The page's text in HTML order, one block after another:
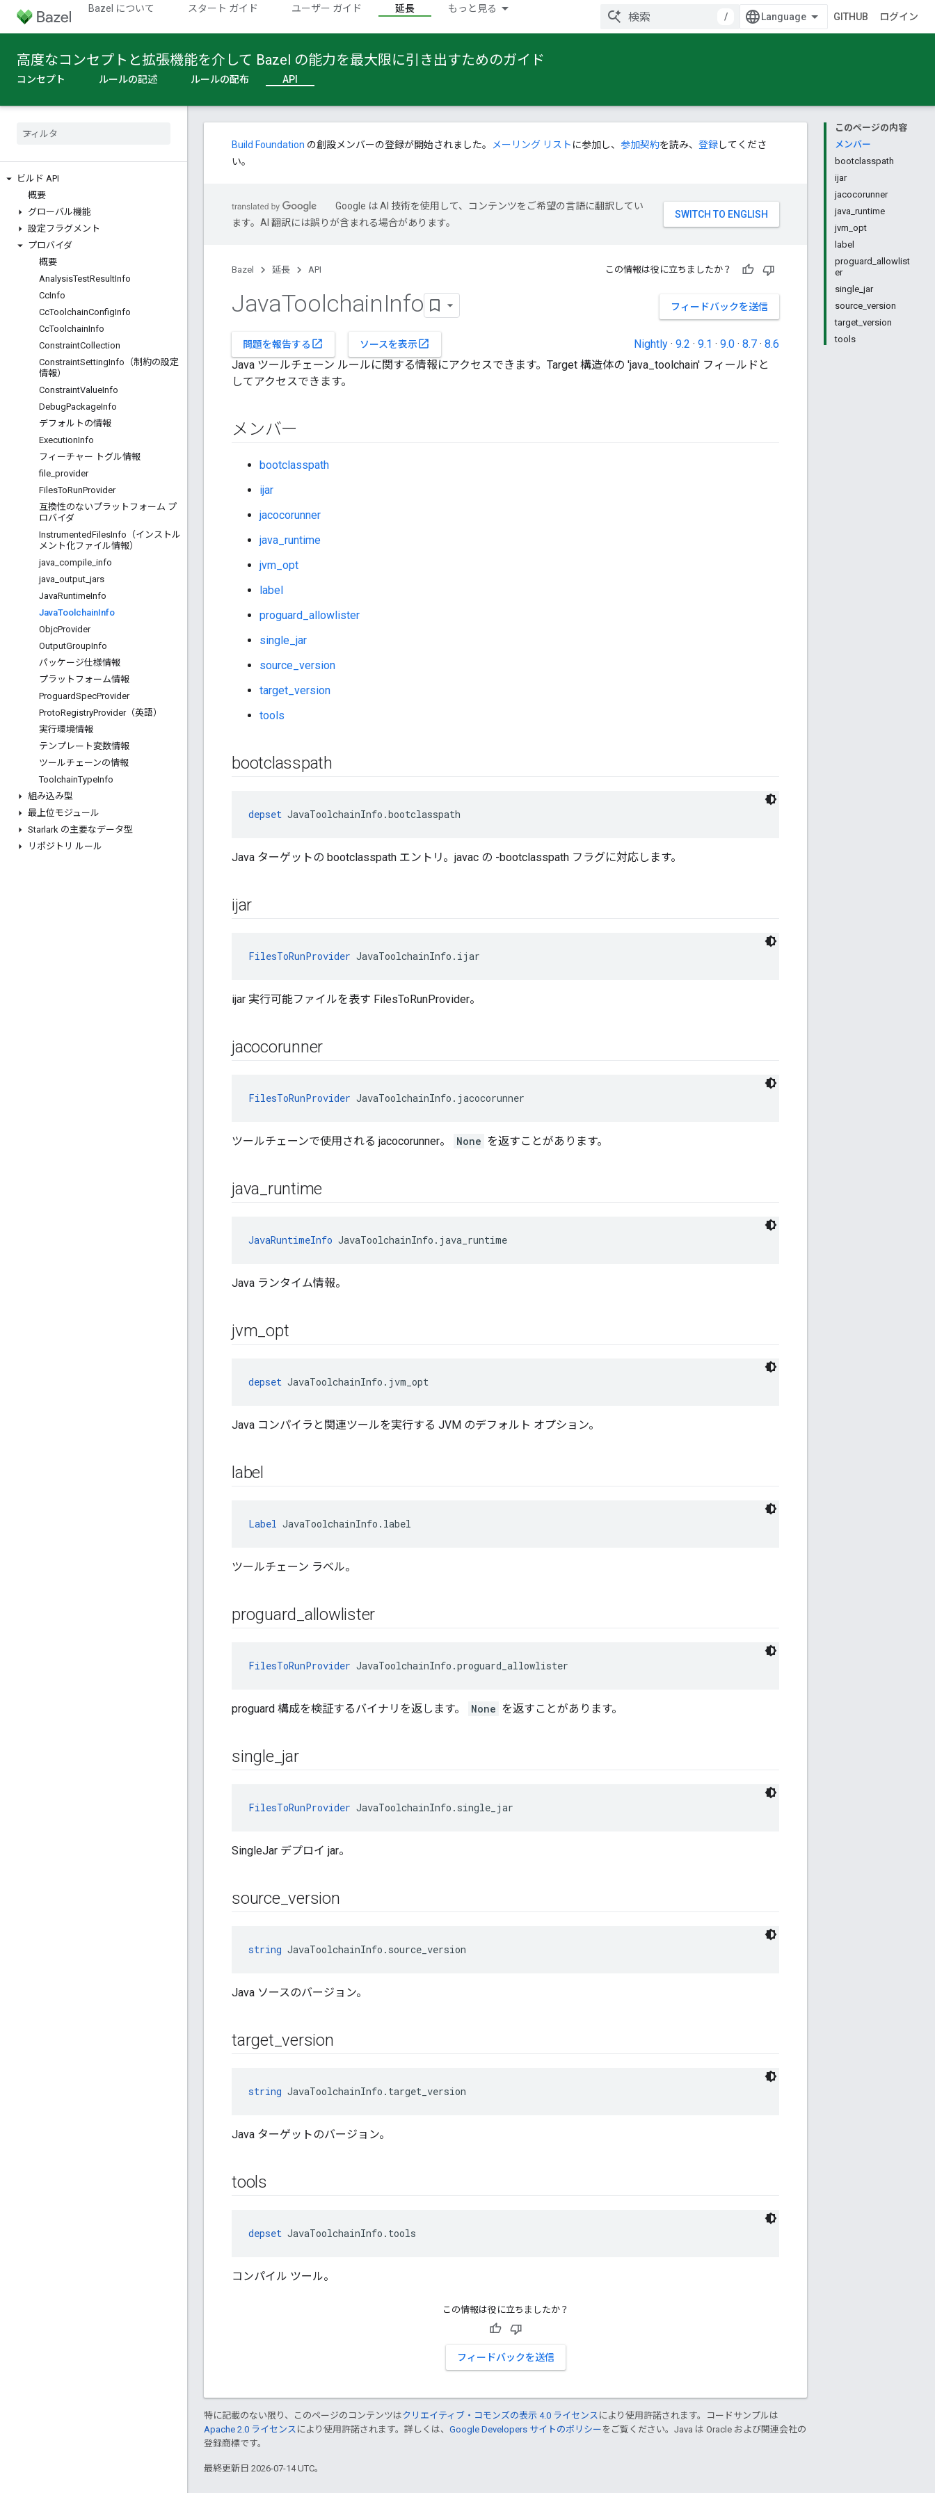
Bazel について スタート ガイド ユーザー ガイド 延長 もっと見る
/ GITHUB ログイン
高度なコンセプトと拡張機能を介して Bazel の能力を最大限に引き出すためのガイド
コンセプト ルールの記述 ルールの配布 API
ビルド API
概要
グローバル機能
設定フラグメント
プロバイダ
概要
AnalysisTestResultInfo
CcInfo
CcToolchainConfigInfo
CcToolchainInfo
ConstraintCollection
ConstraintSettingInfo（制約の設定
情報）
ConstraintValueInfo
DebugPackageInfo
デフォルトの情報
ExecutionInfo
フィーチャー トグル情報
file provider
FilesToRunProvider
互換性のないプラットフォーム プ
ロバイダ
InstrumentedFilesInfo（インストル
メント化ファイル情報）
java compile info
java output jars
JavaRuntimeInfo
JavaToolchainInfo
ObjcProvider
OutputGroupInfo
パッケージ仕様情報
プラットフォーム情報
ProguardSpecProvider
ProtoRegistryProvider（英語）
実行環境情報
テンプレート変数情報
ツールチェーンの情報
ToolchainTypeInfo
組み込み型
最上位モジュール
Starlark の主要なデータ型
リポジトリ ルール
このページの内容
メンバー
bootclasspath
ijar
jacocorunner
java_runtime
jvm_opt
label
proguard_allowlist
er
single_jar
source_version
target_version
tools
Build Foundation の創設メンバーの登録が開始されました。 メーリング リスト に参加し、 参加契約を読み、 登録してくださ
い。
Google は AI 技術を使用して、コンテンツをご希望の言語に翻訳してい
ます。AI 翻訳には誤りが含まれる場合があります。
Bazel 延長 API この情報は役に立ちましたか？
フィードバックを送信
JavaToolchainInfo
問題を報告する open_in_new ソースを表示open_in_new Nightly · 9.2 · 9.1 · 9.0 · 8.7 · 8.6
Java ツールチェーン ルールに関する情報にアクセスできます。Target 構造体の 'java_toolchain' フィールドと
してアクセスできます。
メンバー
bootclasspath
ijar
jacocorunner
java_runtime
jvm_opt
label
proguard_allowlister
single_jar
source_version
target_version
tools
bootclasspath
depset JavaToolchainInfo.bootclasspath
Java ターゲットの bootclasspath エントリ。javac の -bootclasspath フラグに対応します。
ijar
FilesToRunProvider JavaToolchainInfo.ijar
ijar 実行可能ファイルを表す FilesToRunProvider。
jacocorunner
FilesToRunProvider JavaToolchainInfo.jacocorunner
ツールチェーンで使用される jacocorunner。 None を返すことがあります。
java runtime
JavaRuntimeInfo JavaToolchainInfo.java_runtime
Java ランタイム情報。
jvm _opt
depset JavaToolchainInfo.jvm_opt
Java コンパイラと関連ツールを実行する JVM のデフォルト オプション。
label
Label JavaToolchainInfo.label
ツールチェーン ラベル。
proguard allowlister
FilesToRunProvider JavaToolchainInfo.proguard_allowlister
proguard 構成を検証するバイナリを返します。 None を返すことがあります。
single jar
FilesToRunProvider JavaToolchainInfo.single_jar
SingleJar デプロイ jar。
source _version
string JavaToolchainInfo.source_version
Java ソースのバージョン。
target _version
string JavaToolchainInfo.target_version
Java ターゲットのバージョン。
tools
depset JavaToolchainInfo.tools
コンパイル ツール。
この情報は役に立ちましたか？
フィードバックを送信
特に記載のない限り、このページのコンテンツはクリエイティブ・コモンズの表示 4.0 ライセンス により使用許諾されます。コードサンプルは
Apache 2.0 ライセンス により使用許諾されます。詳しくは、 Google Developers サイトのポリシー をご覧ください。Java は Oracle および関連会社の
登録商標です。
最終更新日 2026-07-14 UTC。